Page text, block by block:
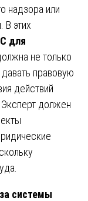
надзора или
этих
для
не только
правовую
действий
должен
системы